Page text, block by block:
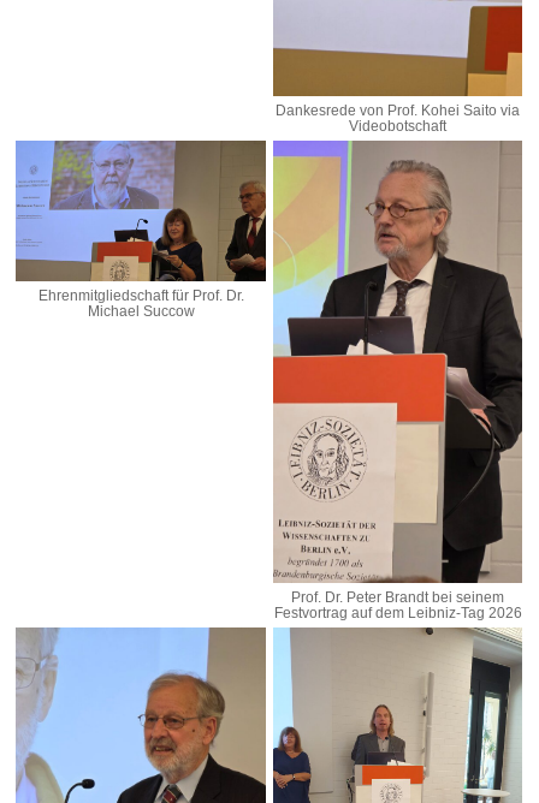
Dankesrede von Prof. Kohei Saito via
Videobotschaft
Ehrenmitgliedschaft für Prof. Dr.
Michael Succow
Prof. Dr. Peter Brandt bei seinem
Festvortrag auf dem Leibniz-Tag 2026